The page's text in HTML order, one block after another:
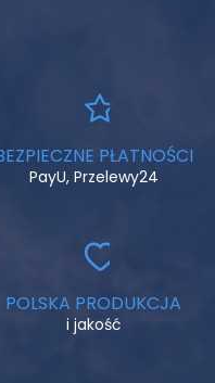
PŁATNOŚCI
PayU, Przelewy24
POLSKA PRODUKCJA
i jakość